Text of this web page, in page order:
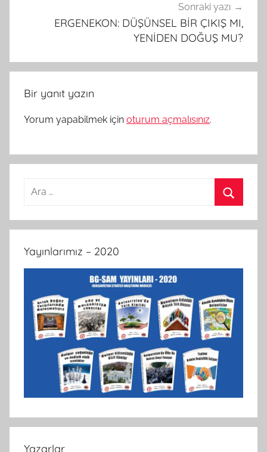
Sonraki yazı
ERGENEKON: DÜŞÜNSEL BİR ÇIKIŞ MI,
YENİDEN DOĞUŞ MU?
Bir yanıt yazın
Yorum yapabilmek için oturum açmalısınız.
Arama:
Yayınlarımız – 2020
Yazarlar